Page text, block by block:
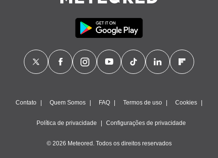
Contato Quem Somos FAQ Termos de uso Cookies
Política de privacidade Configurações de privacidade
© 2026 Meteored. Todos os direitos reservados